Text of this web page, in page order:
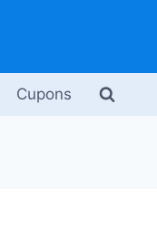
Cupons